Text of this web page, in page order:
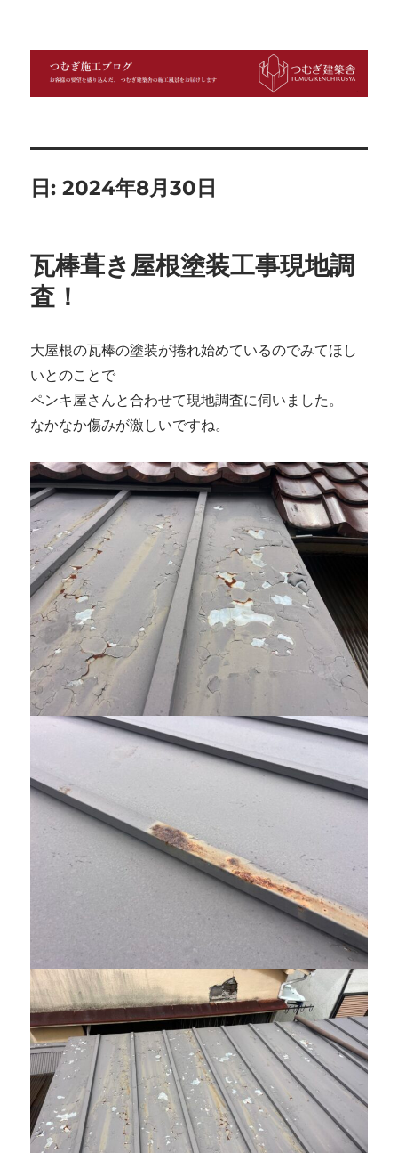
つむぎ施工ブログ
日:2024年8月30日
瓦棒葺き屋根塗装工事現地調
査！
大屋根の瓦棒の塗装が捲れ始めているのでみてほし
いとのことで
ペンキ屋さんと合わせて現地調査に伺いました。
なかなか傷みが激しいですね。